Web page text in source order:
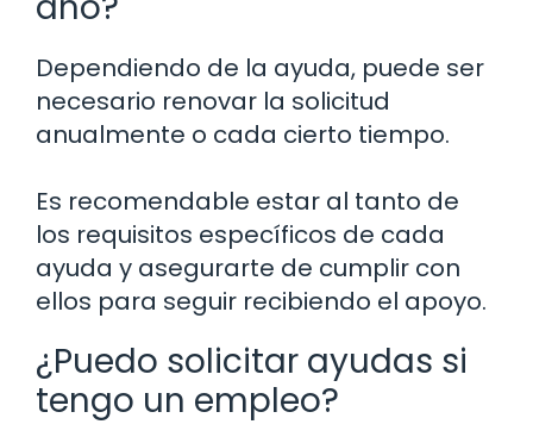
Dependiendo de la ayuda, puede ser
necesario renovar la solicitud
anualmente o cada cierto tiempo.
Es recomendable estar al tanto de
los requisitos específicos de cada
ayuda y asegurarte de cumplir con
ellos para seguir recibiendo el apoyo.
¿Puedo solicitar ayudas si
tengo un empleo?